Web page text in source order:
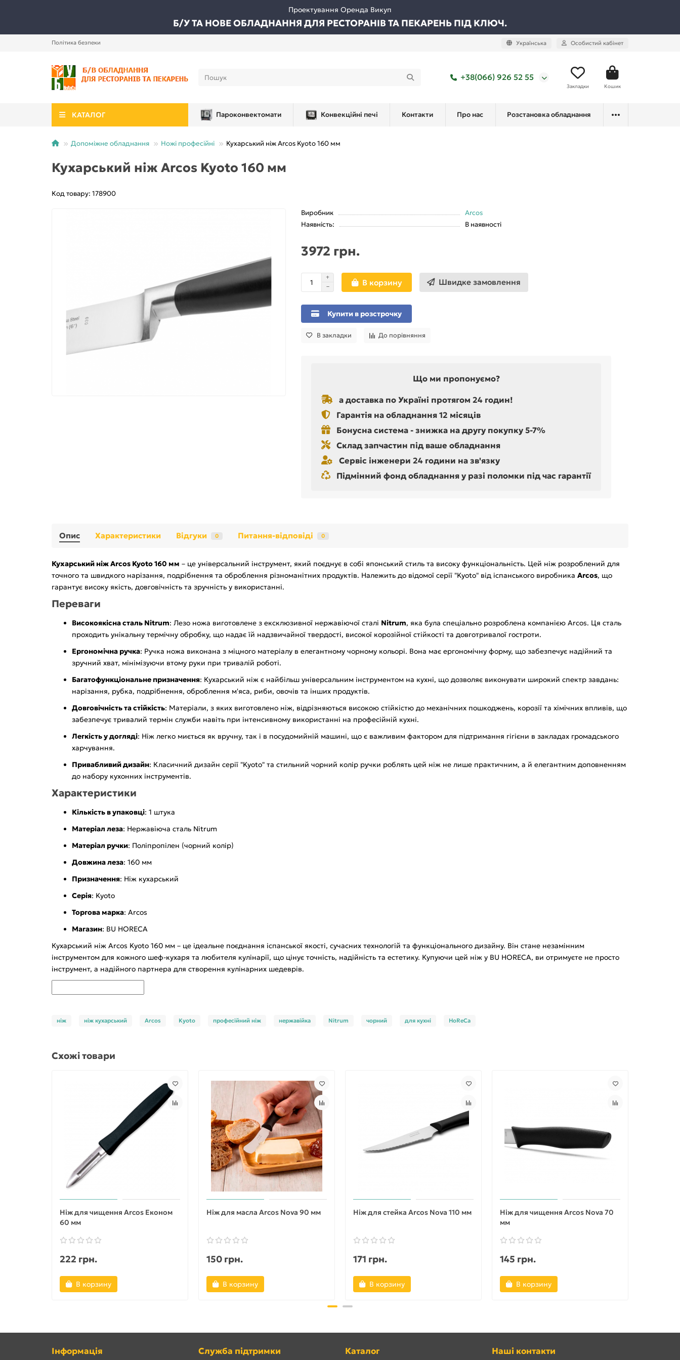
Проектування Оренда Викуп
Б/У ТА НОВЕ ОБЛАДНАННЯ ДЛЯ РЕСТОРАНІВ ТА ПЕКАРЕНЬ ПІД КЛЮЧ.
Політика безпеки Українська Особистий кабінет
+38(066) 926 52 55
Закладки Кошик
КАТАЛОГ Пароконвектомати Конвекційні печі Контакти Про нас Розстановка обладнання
Допоміжне обладнання Ножі професійні Кухарський ніж Arcos Kyoto 160 мм
Кухарський ніж Arcos Kyoto 160 мм
Код товару: 178900
Виробник
Arcos
Наявність:
В наявності
3972 грн.
В корзину Швидке замовлення
Купити в розстрочку
В закладки До порівняння
Що ми пропонуємо?
а доставка по Україні протягом 24 годин!
Гарантія на обладнання 12 місяців
Бонусна система - знижка на другу покупку 5-7%
Склад запчастин під ваше обладнання
Сервіс інженери 24 години на зв'язку
Підмінний фонд обладнання у разі поломки під час гарантії
Опис Характеристики Відгуки 0 Питання-відповіді 0
Кухарський ніж Arcos Kyoto 160 мм – це універсальний інструмент, який поєднує в собі японський стиль та високу функціональність. Цей ніж розроблений для
точного та швидкого нарізання, подрібнення та оброблення різноманітних продуктів. Належить до відомої серії "Kyoto" від іспанського виробника Arcos, що
гарантує високу якість, довговічність та зручність у використанні.
Переваги
Високоякісна сталь Nitrum: Лезо ножа виготовлене з ексклюзивної нержавіючої сталі Nitrum, яка була спеціально розроблена компанією Arcos. Ця сталь
проходить унікальну термічну обробку, що надає їй надзвичайної твердості, високої корозійної стійкості та довготривалої гостроти.
Ергономічна ручка: Ручка ножа виконана з міцного матеріалу в елегантному чорному кольорі. Вона має ергономічну форму, що забезпечує надійний та
зручний хват, мінімізуючи втому руки при тривалій роботі.
Багатофункціональне призначення: Кухарський ніж є найбільш універсальним інструментом на кухні, що дозволяє виконувати широкий спектр завдань:
нарізання, рубка, подрібнення, оброблення м'яса, риби, овочів та інших продуктів.
Довговічність та стійкість: Матеріали, з яких виготовлено ніж, відрізняються високою стійкістю до механічних пошкоджень, корозії та хімічних впливів, що
забезпечує тривалий термін служби навіть при інтенсивному використанні на професійній кухні.
Легкість у догляді: Ніж легко миється як вручну, так і в посудомийній машині, що є важливим фактором для підтримання гігієни в закладах громадського
харчування.
Привабливий дизайн: Класичний дизайн серії "Kyoto" та стильний чорний колір ручки роблять цей ніж не лише практичним, а й елегантним доповненням
до набору кухонних інструментів.
Характеристики
Кількість в упаковці: 1 штука
Матеріал леза: Нержавіюча сталь Nitrum
Матеріал ручки: Поліпропілен (чорний колір)
Довжина леза: 160 мм
Призначення: Ніж кухарський
Серія: Kyoto
Торгова марка: Arcos
Магазин: BU HORECA
Кухарський ніж Arcos Kyoto 160 мм – це ідеальне поєднання іспанської якості, сучасних технологій та функціонального дизайну. Він стане незамінним
інструментом для кожного шеф-кухаря та любителя кулінарії, що цінує точність, надійність та естетику. Купуючи цей ніж у BU HORECA, ви отримуєте не просто
інструмент, а надійного партнера для створення кулінарних шедеврів.
ніж ніж кухарський Arcos Kyoto професійний ніж нержавійка Nitrum чорний для кухні HoReCa
Схожі товари
Ніж для чищення Arcos Економ
60 мм
222 грн.
В корзину
Ніж для масла Arcos Nova 90 мм
150 грн.
В корзину
Ніж для стейка Arcos Nova 110 мм
171 грн.
В корзину
Ніж для чищення Arcos Nova 70
мм
145 грн.
В корзину
Інформація Служба підтримки Каталог Наші контакти